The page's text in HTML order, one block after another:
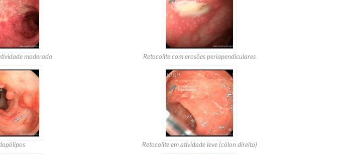
moderada Retocolite com erosões periapendiculares
Retocolite em atividade leve (cólon direito)